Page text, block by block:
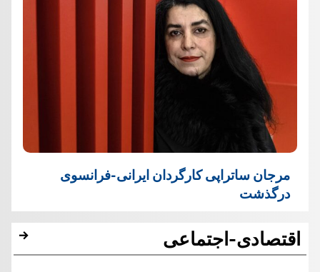
مرجان ساتراپی کارگردان ایرانی-فرانسوی
درگذشت
اقتصادی-اجتماعی